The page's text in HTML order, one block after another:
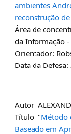
ambientes
reconstrução
Área de
da Informação -
Orientador:
Data da
Autor:
Título: "Método
Baseado em